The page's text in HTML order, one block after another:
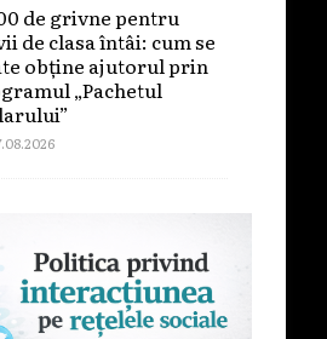
de grivne pentru
de clasa întâi: cum se
obține ajutorul prin
„Pachetul